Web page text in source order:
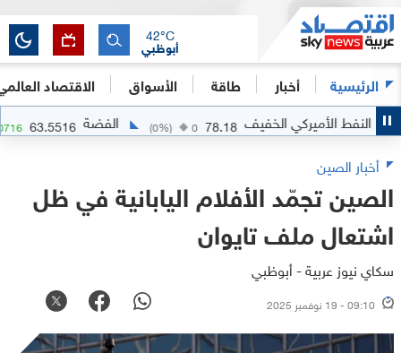
الرئيسية أخبار طاقة الأسواق الاقتصاد
أبوظبي
42°C
الأميركي الخفيف 78.18
0
(0 %) الفضة 63.5516
+ 2.0716
أخبار الصين
الصين تجمّد الأفلام اليابانية في ظل
اشتعال ملف تايوان
سكاي نيوز عربية - أبوظبي
09:10 - 19 نوفمبر 2025